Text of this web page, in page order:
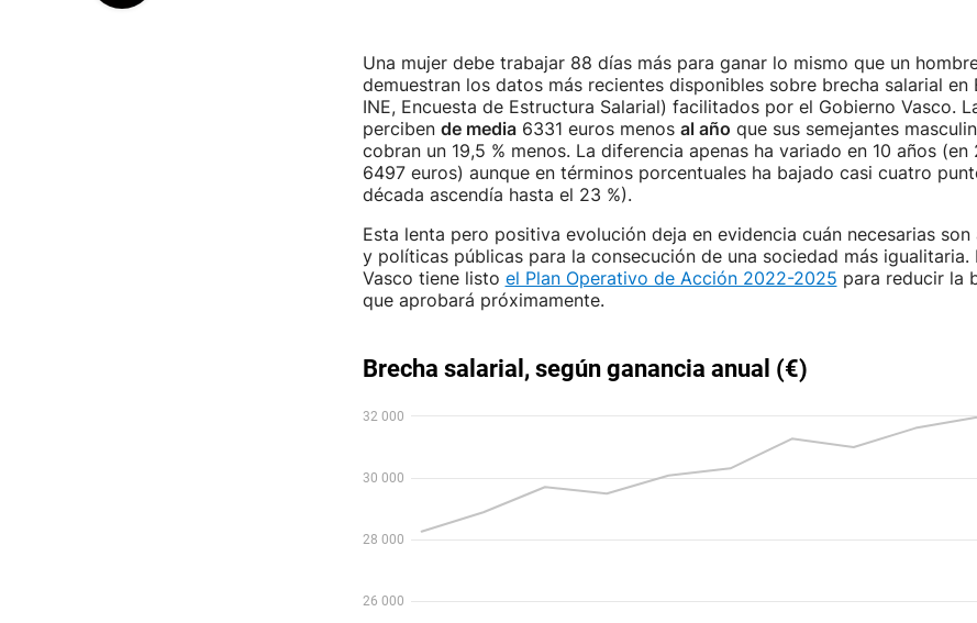
Una mujer debe trabajar 88 días más para ganar lo mismo que un
demuestran los datos más recientes disponibles sobre brecha salarial en
INE, Encuesta de Estructura Salarial) facilitados por el Gobierno Vasco.
perciben de media6331 euros menos al año que sus semejantes
cobran un 19,5 % menos. La diferencia apenas ha variado en 10 años (en
6497 euros) aunque en términos porcentuales ha bajado casi cuatro
década ascendía hasta el 23 %).
Esta lenta pero positiva evolución deja en evidencia cuán necesarias son
y políticas públicas para la consecución de una sociedad más igualitaria.
Vasco tiene listo el Plan Operativo de Acción 2022-2025 para reducir la
que aprobará próximamente.